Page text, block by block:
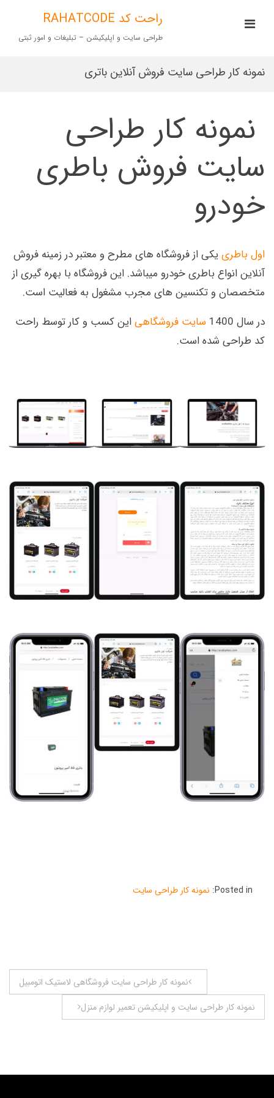
content
راحت کد RAHATCODE
طراحی سایت و اپلیکیشن – تبلیغات و امور ثبتیMenu
نمونه کار طراحی سایت فروش آنلاین باتری
نمونه کار طراحی
سایت فروش باطری
خودرو
اول باطری یکی از فروشگاه های مطرح و معتبر در زمینه فروش
آنلاین انواع باطری خودرو میباشد. این فروشگاه با بهره گیری از
متخصصان و تکنسین های مجرب مشغول به فعالیت است.
در سال 1400
سایت فروشگاهیاین کسب و کار توسط راحت
کد طراحی شده است.
Posted in: نمونه کار طراحی سایت
نوشته
نمونه کار طراحی سایت فروشگاهی لاستیک اتومبیل
نمونه کار طراحی سایت و اپلیکیشن تعمیر لوازم منزل